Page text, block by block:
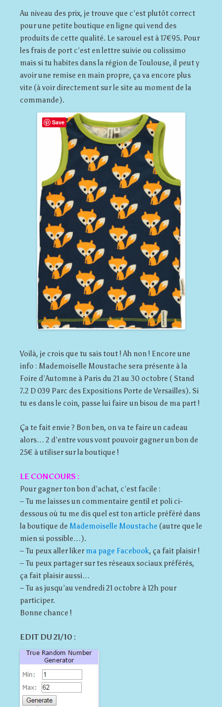
Au niveau des prix, je trouve que c’est plutôt correct
pour une petite boutique en ligne qui vend des
produits de cette qualité. Le sarouel est à 17€95. Pour
les frais de port c’est en lettre suivie ou colissimo
mais si tu habites dans la région de Toulouse, il peut y
avoir une remise en main propre, ça va encore plus
vite (à voir directement sur le site au moment de la
commande).
Voilà, je crois que tu sais tout ! Ah non ! Encore une
info : Mademoiselle Moustache sera présente à la
Foire d’Automne à Paris du 21 au 30 octobre ( Stand
7.2 D 039 Parc des Expositions Porte de Versailles). Si
tu es dans le coin, passe lui faire un bisou de ma part !
Ça te fait envie ? Bon ben, on va te faire un cadeau
alors… 2 d’entre vous vont pouvoir gagner un bon de
25€ à utiliser sur la boutique !
LE CONCOURS :
Pour gagner ton bon d’achat, c’est facile :
– Tu me laisses un commentaire gentil et poli ci-
dessous où tu me dis quel est ton article préféré dans
la boutique de Mademoiselle Moustache (autre que le
mien si possible…).
– Tu peux aller liker ma page Facebook, ça fait plaisir !
– Tu peux partager sur tes réseaux sociaux préférés,
ça fait plaisir aussi…
– Tu as jusqu’au vendredi 21 octobre à 12h pour
participer.
Bonne chance !
EDIT DU 21/10 :
Save